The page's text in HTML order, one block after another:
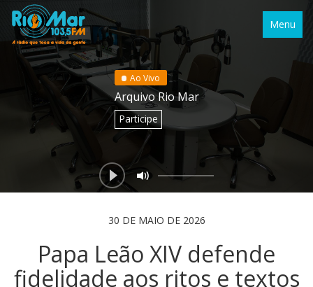
Menu
Ao Vivo
Arquivo Rio Mar
Participe
30 DE MAIO DE 2026
Papa Leão XIV defende
fidelidade aos ritos e textos